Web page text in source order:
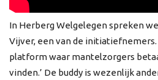
In Herberg Welgelegen spreken
Vijver, een van de initiatiefnemers.
platform waar mantelzorgers
vinden.’ De buddy is wezenlijk